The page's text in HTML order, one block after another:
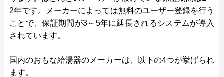
2年です。メーカーによっては無料のユーザー登録を行う
ことで、保証期間が3～5年に延長されるシステムが導入
されています。
国内のおもな給湯器のメーカーは、以下の4つが挙げられ
ます。